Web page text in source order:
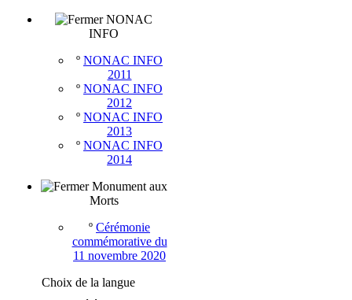
NONAC
INFO
º NONAC INFO
2011
º NONAC INFO
2012
º NONAC INFO
2013
º NONAC INFO
2014
Monument aux
Morts
º Cérémonie
commémorative du
11 novembre 2020
Choix de la langue